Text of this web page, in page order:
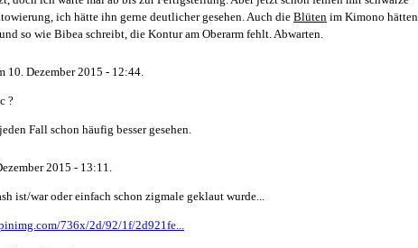
ich hätte ihn gerne deutlicher gesehen. Auch die Blüten im Kimono hätten
so wie Bibea schreibt, die Kontur am Oberarm fehlt. Abwarten.
10. Dezember 2015 - 12:44.
?
Fall schon häufig besser gesehen.
2015 - 13:11.
ist/war oder einfach schon zigmale geklaut wurde...
736x/2d/92/1f/2d921fe...